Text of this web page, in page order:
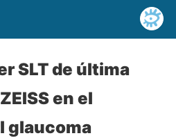
SLT de última
en el
glaucoma